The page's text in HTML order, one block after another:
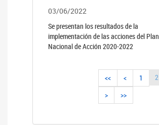
03/06/2022
Se presentan los resultados de la
implementación de las acciones del Plan
Nacional de Acción 2020-2022
<< < 1 2
>
>>